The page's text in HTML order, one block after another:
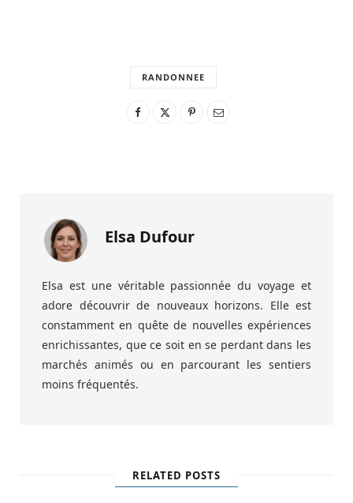
RANDONNEE
Elsa Dufour
Elsa est une véritable passionnée du voyage et
adore découvrir de nouveaux horizons. Elle est
constamment en quête de nouvelles expériences
enrichissantes, que ce soit en se perdant dans les
marchés animés ou en parcourant les sentiers
moins fréquentés.
RELATED POSTS